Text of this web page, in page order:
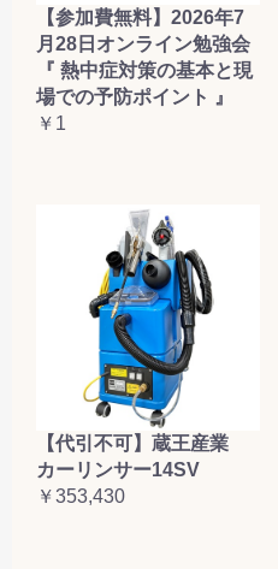
【参加費無料】2026年7
月28日オンライン勉強会
『 熱中症対策の基本と現
場での予防ポイント 』
￥1
【代引不可】蔵王産業
カーリンサー14SV
￥353,430